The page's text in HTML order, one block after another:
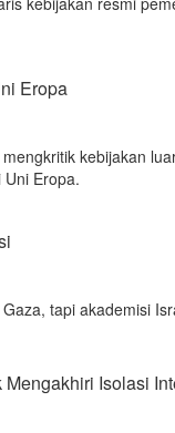
Eropa
kebijakan
Eropa.
tapi akademisi
Isolasi